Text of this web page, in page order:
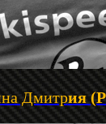
Дмитрия